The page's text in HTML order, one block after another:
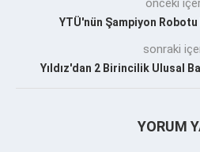
önceki
YTÜ'nün Şampiyon
sonraki
Yıldız'dan 2 Birincilik Ulusal
YORUM